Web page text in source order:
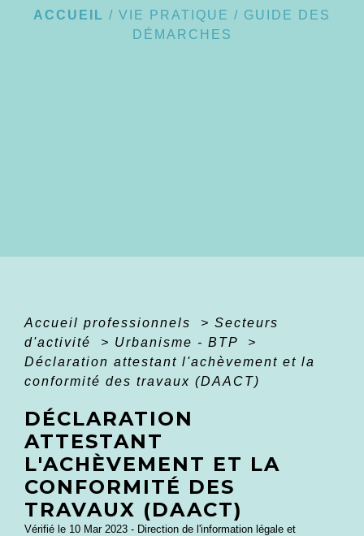
ACCUEIL / VIE PRATIQUE / GUIDE DES
DÉMARCHES
Accueil professionnels > Secteurs
d'activité
> Urbanisme - BTP
>
Déclaration attestant l'achèvement et la
conformité des travaux (DAACT)
DÉCLARATION
ATTESTANT
L'ACHÈVEMENT ET LA
CONFORMITÉ DES
TRAVAUX (DAACT)
Vérifié le 10 Mar 2023 - Direction de l'information légale et